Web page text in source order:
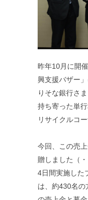
昨年10月に開
興支援バザー
りそな銀行さ
持ち寄った単
リサイクルコ
今回、この売
贈しました（・
4日間実施した
は、約430名の